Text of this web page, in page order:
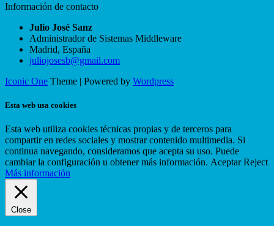
Información de contacto
Julio José Sanz
Administrador de Sistemas Middleware
Madrid, España
juliojosesb@gmail.com
Iconic One Theme | Powered by Wordpress
Esta web usa cookies
Esta web utiliza cookies técnicas propias y de terceros para
compartir en redes sociales y mostrar contenido multimedia. Si
continua navegando, consideramos que acepta su uso. Puede
cambiar la configuración u obtener más información. Aceptar Reject
Más información
Close